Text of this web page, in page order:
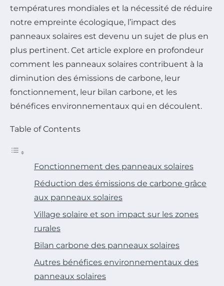
températures mondiales et la nécessité de réduire
notre empreinte écologique, l’impact des
panneaux solaires est devenu un sujet de plus en
plus pertinent. Cet article explore en profondeur
comment les panneaux solaires contribuent à la
diminution des émissions de carbone, leur
fonctionnement, leur bilan carbone, et les
bénéfices environnementaux qui en découlent.
Table of Contents
Fonctionnement des panneaux solaires
Réduction des émissions de carbone grâce
aux panneaux solaires
Village solaire et son impact sur les zones
rurales
Bilan carbone des panneaux solaires
Autres bénéfices environnementaux des
panneaux solaires